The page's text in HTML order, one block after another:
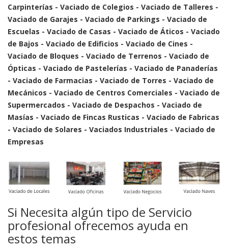
Carpinterías - Vaciado de Colegios - Vaciado de Talleres -
Vaciado de Garajes - Vaciado de Parkings - Vaciado de
Escuelas - Vaciado de Casas - Vaciado de Áticos - Vaciado
de Bajos - Vaciado de Edificios - Vaciado de Cines -
Vaciado de Bloques - Vaciado de Terrenos - Vaciado de
Ópticas - Vaciado de Pastelerías - Vaciado de Panaderías
- Vaciado de Farmacias - Vaciado de Torres - Vaciado de
Mecánicos - Vaciado de Centros Comerciales - Vaciado de
Supermercados - Vaciado de Despachos - Vaciado de
Masías - Vaciado de Fincas Rusticas - Vaciado de Fabricas
- Vaciado de Solares - Vaciados Industriales - Vaciado de
Empresas
Si Necesita algún tipo de Servicio
profesional ofrecemos ayuda en
estos temas